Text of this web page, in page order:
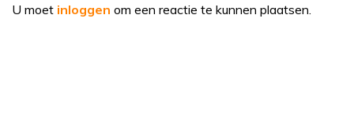
U moet inloggen om een reactie te kunnen plaatsen.